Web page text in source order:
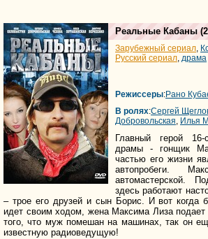
Реальные Кабаны
Зарубежный сериал,
Русский сериал, драма
Режиссеры:Рано
В ролях:Сергей
Добровольская, Илья
Главный герой 16-
драмы - гонщик
частью его жизни
автопробеги.
автомастерской.
здесь работают
– трое его друзей и сын Борис. И вот когда
идет своим ходом, жена Максима Лиза
того, что муж помешан на машинах, так он
известную радиоведущую!